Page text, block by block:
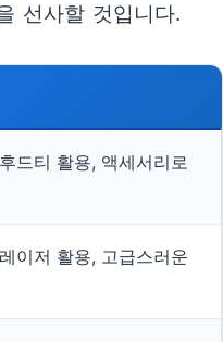
선사할 것입니다.
드티 활용, 액세서리로
이저 활용, 고급스러운